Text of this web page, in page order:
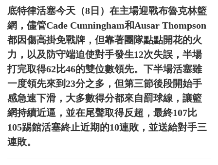
底特律活塞今天（8日）在主場迎戰布魯克林籃
網，儘管Cade Cunningham和Ausar Thompson
都因傷高掛免戰牌，但靠著團隊點點開花的火
力，以及防守端迫使對手發生12次失誤，半場
打完取得62比46的雙位數領先。下半場活塞雖
一度領先來到23分之多，但第三節後段開始手
感急速下滑，大多數得分都來自罰球線，讓籃
網持續近逼，並在尾聲取得反超，最終107比
105踢館活塞終止近期的10連敗，並送給對手三
連敗。